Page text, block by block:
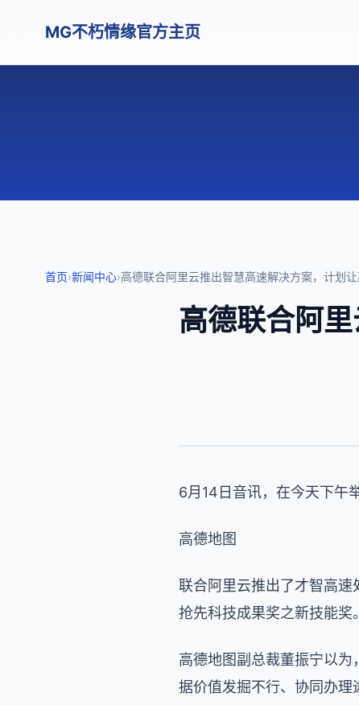
MG不朽情缘官方主页
首页›新闻中心›高德联合阿里云推出智慧高速解决方案，计划
高德联合阿
6月14日音讯，在今天下午
高德地图
联合阿里云推出了才智高
抢先科技成果奖之新技能奖。
高德地图副总裁董振宁以
据价值发掘不行、协同办